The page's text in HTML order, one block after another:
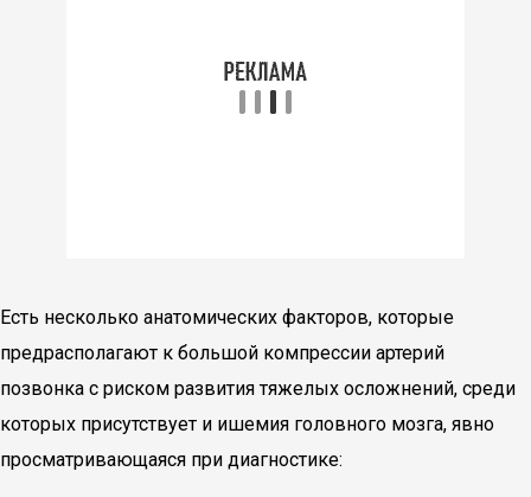
Есть несколько анатомических факторов, которые
предрасполагают к большой компрессии артерий
позвонка с риском развития тяжелых осложнений, среди
которых присутствует и ишемия головного мозга, явно
просматривающаяся при диагностике: